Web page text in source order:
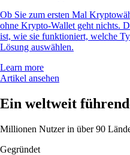
Ob Sie zum ersten Mal
ohne Krypto-Wallet geht nichts.
ist, wie sie funktioniert, welche
Lösung auswählen.
Learn more
Artikel ansehen
Ein weltweit
Millionen Nutzer in über 90
Gegründet